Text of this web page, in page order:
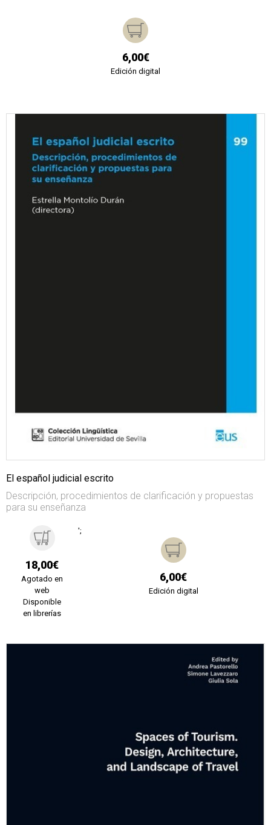
6,00€
Edición digital
El español judicial escrito
Descripción, procedimientos de clarificación y propuestas
para su enseñanza
18,00€
Agotado en
web
Disponible
en librerías
';
6,00€
Edición digital